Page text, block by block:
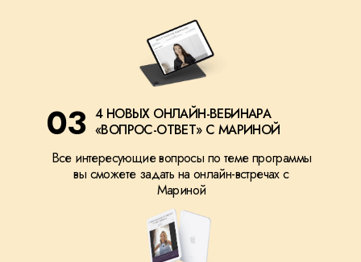
Все интересующие вопросы по теме программы
вы сможете задать на онлайн-встречах с
Мариной
4 НОВЫХ ОНЛАЙН-ВЕБИНАРА
«ВОПРОС-ОТВЕТ» С МАРИНОЙ
03